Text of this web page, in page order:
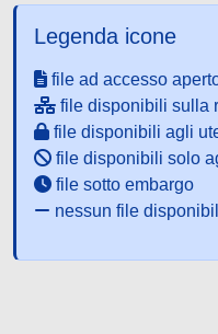
Legenda icone
file ad accesso
file disponibili sulla
file disponibili agli
file disponibili solo
file sotto embargo
nessun file